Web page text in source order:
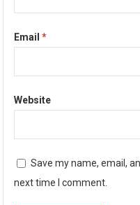
Email*
Website
Save my name, email,
next time I comment.